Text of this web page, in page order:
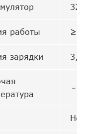
работы ≥ 7
зарядки 3,5
﹣